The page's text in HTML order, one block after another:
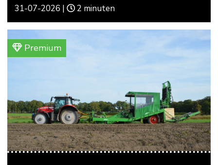
31-07-2026 | 2 minuten
Premium